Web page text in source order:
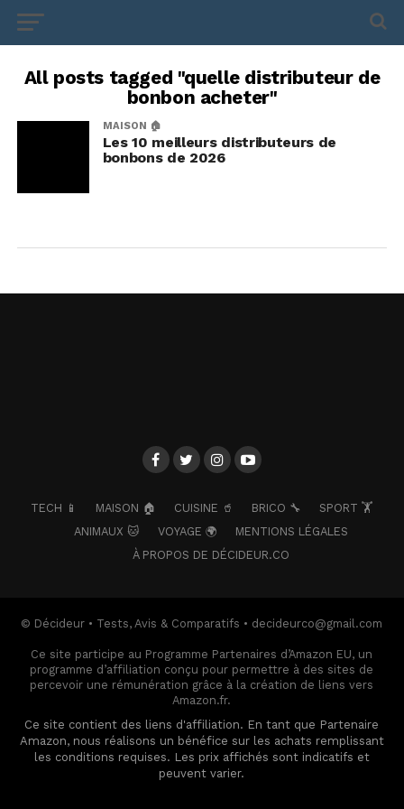
All posts tagged "quelle distributeur de
bonbon acheter"
MAISON 🏠
Les 10 meilleurs distributeurs de
bonbons de 2026
TECH 📱 MAISON 🏠 CUISINE 🥤 BRICO 🔧
SPORT 🏋️
ANIMAUX 🐱
VOYAGE 🌍
MENTIONS LÉGALES
À PROPOS DE DÉCIDEUR.CO
© Décideur • Tests, Avis & Comparatifs • decideurco@gmail.com
Ce site participe au Programme Partenaires d’Amazon EU, un
programme d’affiliation conçu pour permettre à des sites de
percevoir une rémunération grâce à la création de liens vers
Amazon.fr.
Ce site contient des liens d'affiliation. En tant que Partenaire
Amazon, nous réalisons un bénéfice sur les achats remplissant
les conditions requises. Les prix affichés sont indicatifs et
peuvent varier.